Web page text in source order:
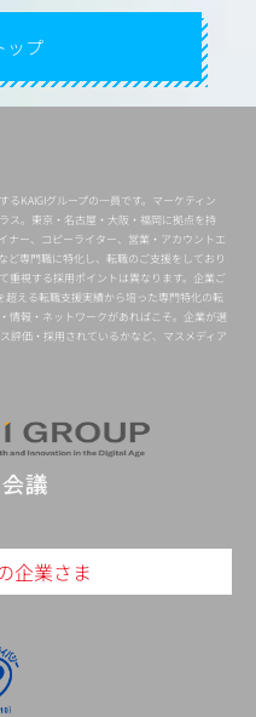
ップ
KAIGIグループの一員です。マーケティン
ス。東京・名古屋・大阪・福岡に拠点を持
ナー、コピーライター、営業・アカウントエ
ど専門職に特化し、転職のご支援をしており
重視する採用ポイントは異なります。企業ご
える転職支援実績から培った専門特化の転
情報・ネットワークがあればこそ。企業が選
評価・採用されているかなど、マスメディア
企業さま